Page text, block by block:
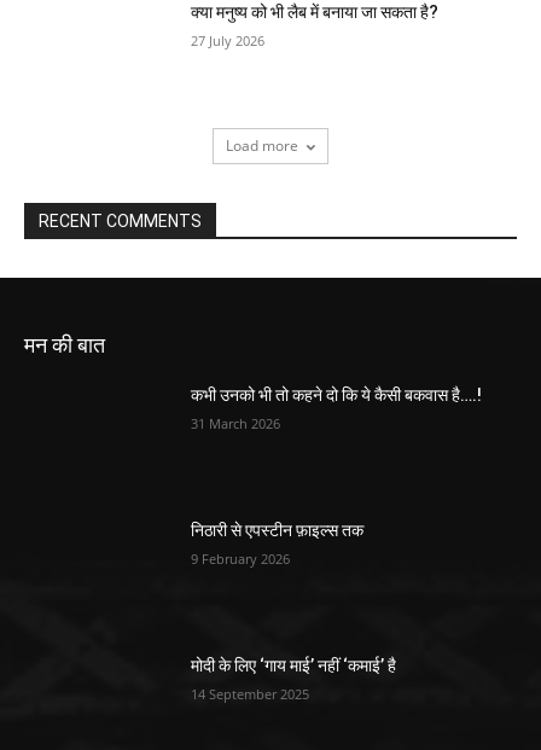
क्या मनुष्य को भी लैब में बनाया जा सकता है?
27 July 2026
Load more
RECENT COMMENTS
मन की बात
कभी उनको भी तो कहने दो कि ये कैसी बकवास है….!
31 March 2026
निठारी से एपस्टीन फ़ाइल्स तक
9 February 2026
मोदी के लिए ‘गाय माई’ नहीं ‘कमाई’ है
14 September 2025